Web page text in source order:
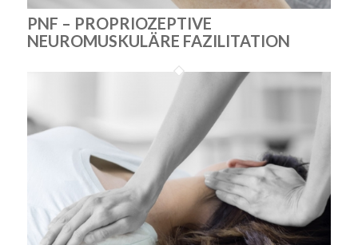
PNF – PROPRIOZEPTIVE
NEUROMUSKULÄRE FAZILITATION